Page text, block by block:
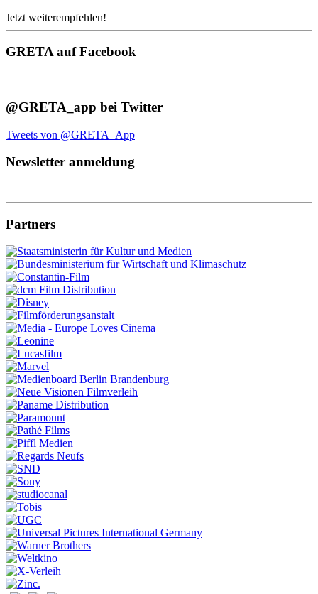
Jetzt weiterempfehlen!
GRETA auf Facebook
@GRETA_app bei Twitter
Tweets von @GRETA_App
Newsletter anmeldung
Partners